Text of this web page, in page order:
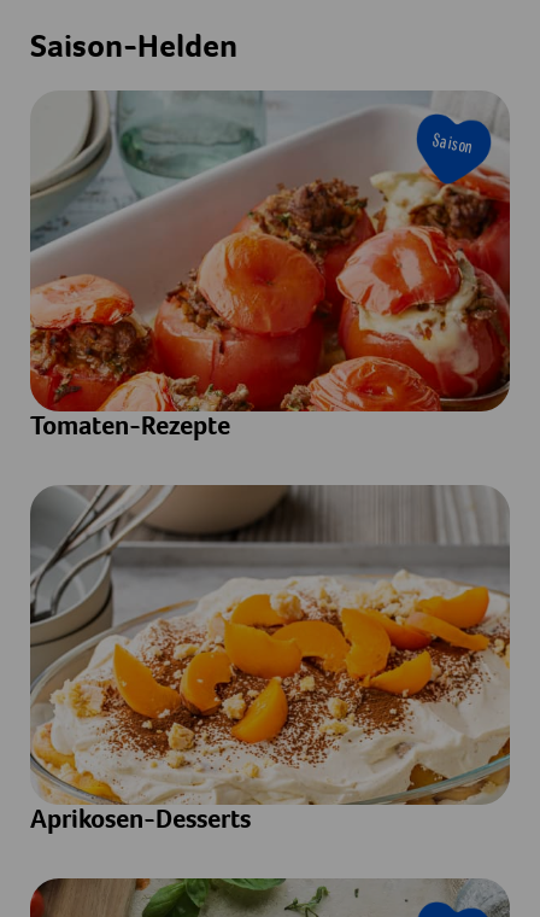
Saison-Helden
Saison
Tomaten-Rezepte
Aprikosen-Desserts